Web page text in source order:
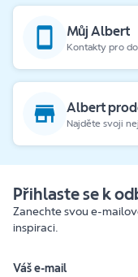
Můj Albert
Kontakty pro
Albert
Najděte svoji
Přihlaste se k
Zanechte svou e-
inspiraci.
Váš e-mail